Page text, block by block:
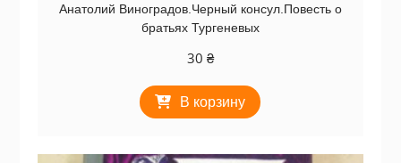
Анатолий Виноградов.Черный консул.Повесть о
братьях Тургеневых
30 ₴
В корзину